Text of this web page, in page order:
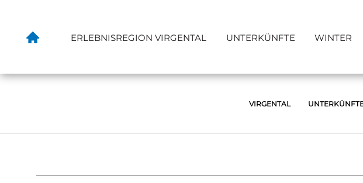
ERLEBNISREGION VIRGENTAL UNTERKÜNFTE WINTER
VIRGENTAL